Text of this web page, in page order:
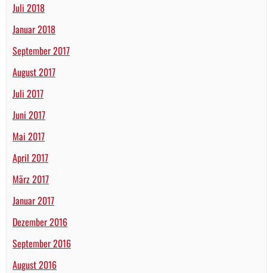
Juli 2018
Januar 2018
September 2017
August 2017
Juli 2017
Juni 2017
Mai 2017
April 2017
März 2017
Januar 2017
Dezember 2016
September 2016
August 2016